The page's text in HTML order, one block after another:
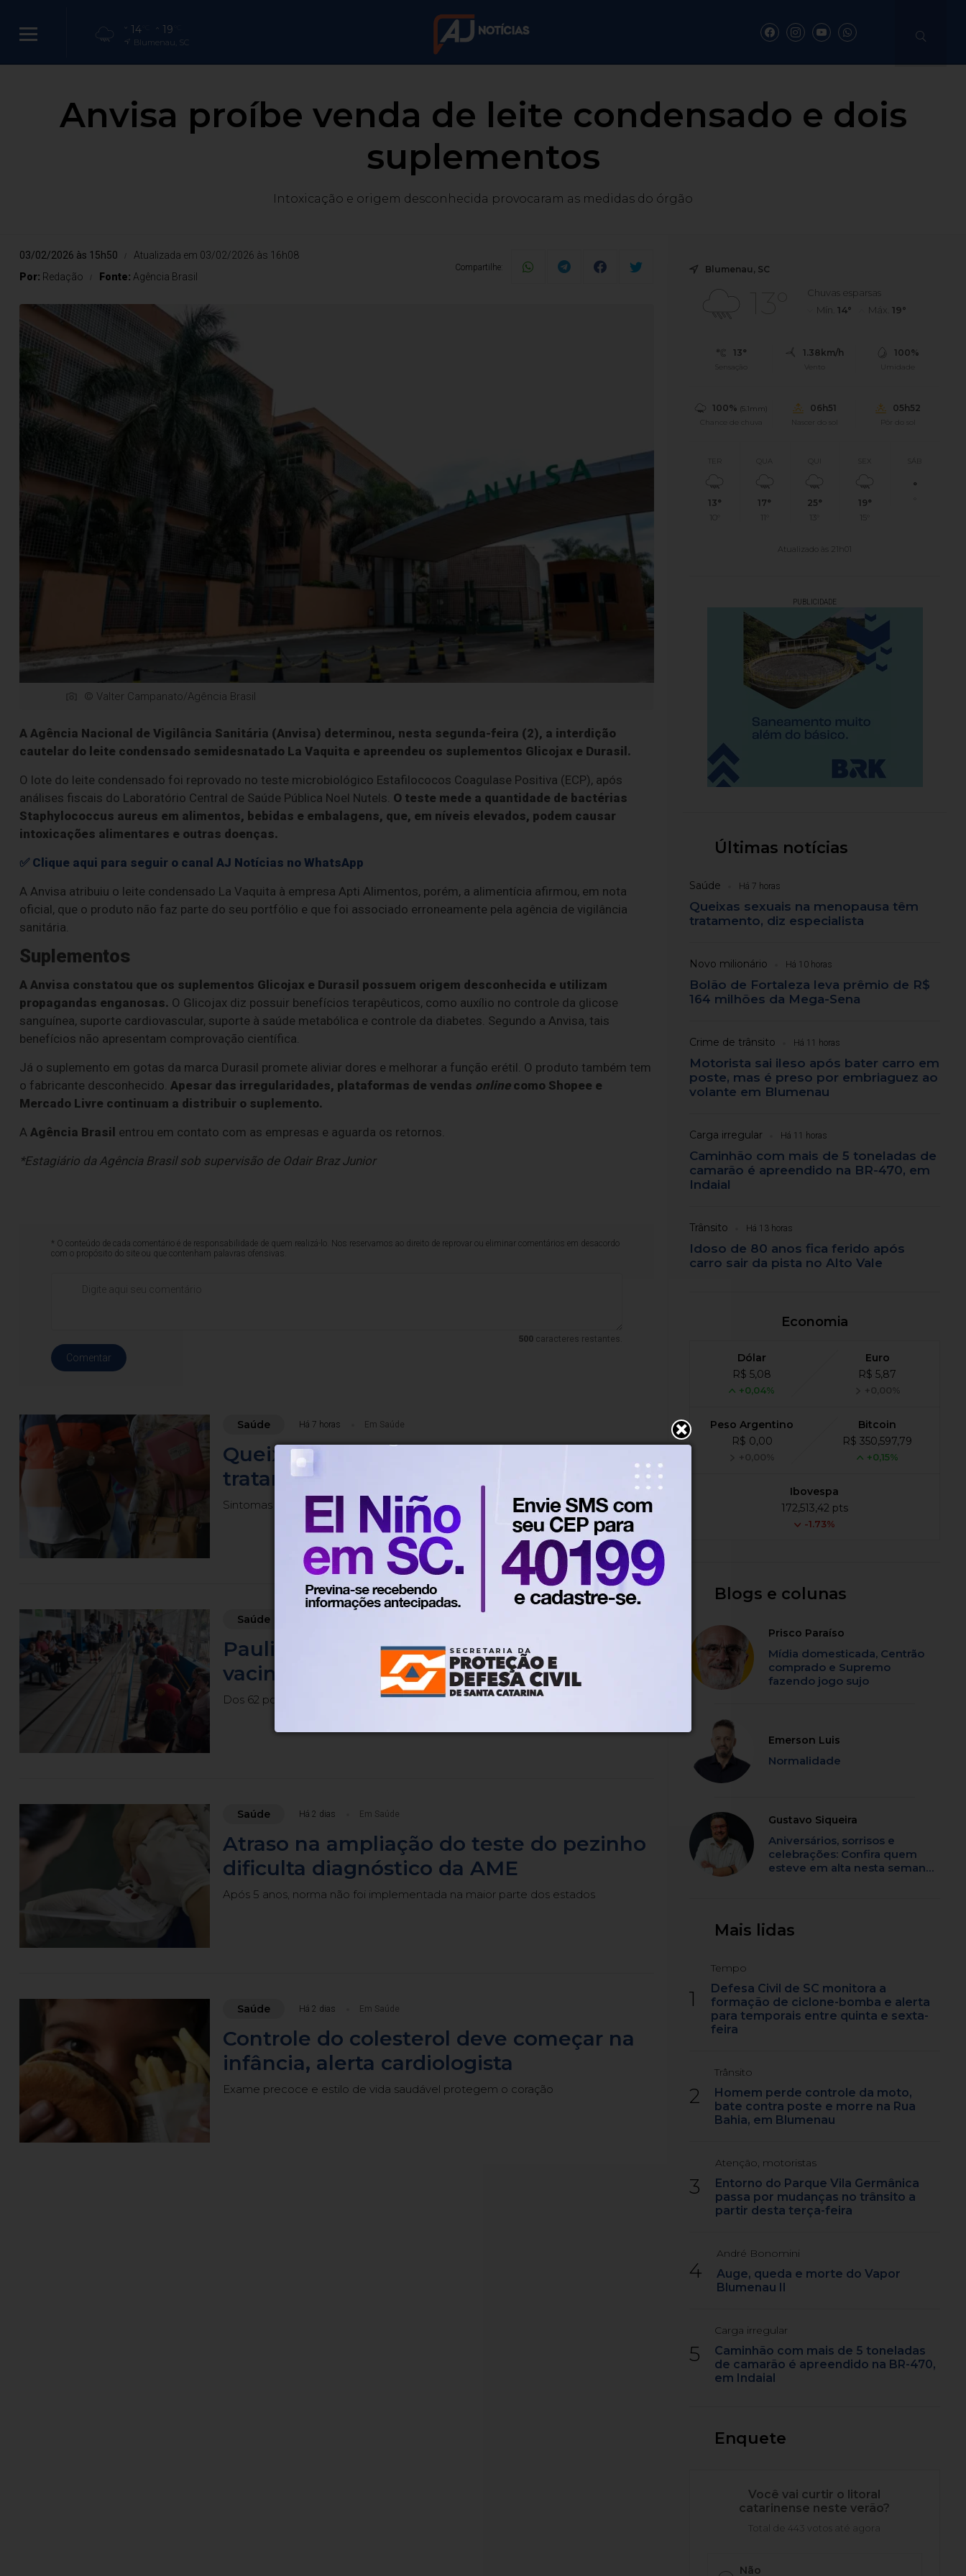
14 19
Blumenau, SC
Anvisa proíbe venda de leite condensado e dois
suplementos
Intoxicação e origem desconhecida provocaram as medidas do órgão
03/02/2026 às 15h50
Atualizada em 03/02/2026 às 16h08
Por: Redação Fonte: Agência Brasil
Compartilhe:
© Valter Campanato/Agência Brasil
A Agência Nacional de Vigilância Sanitária (Anvisa) determinou, nesta segunda-feira (2), a interdição
cautelar do leite condensado semidesnatado La Vaquita e apreendeu os suplementos Glicojax e Durasil.
O lote do leite condensado foi reprovado no teste microbiológico Estafilococos Coagulase Positiva (ECP), após
análises fiscais do Laboratório Central de Saúde Pública Noel Nutels. O teste mede a quantidade de bactérias
Staphylococcus aureus em alimentos, bebidas e embalagens, que, em níveis elevados, podem causar
intoxicações alimentares e outras doenças.
✅ Clique aqui para seguir o canal AJ Notícias no WhatsApp
A Anvisa atribuiu o leite condensado La Vaquita à empresa Apti Alimentos, porém, a alimentícia afirmou, em nota
oficial, que o produto não faz parte do seu portfólio e que foi associado erroneamente pela agência de vigilância
sanitária.
Suplementos
A Anvisa constatou que os suplementos Glicojax e Durasil possuem origem desconhecida e utilizam
propagandas enganosas. O Glicojax diz possuir benefícios terapêuticos, como auxílio no controle da glicose
sanguínea, suporte cardiovascular, suporte à saúde metabólica e controle da diabetes. Segundo a Anvisa, tais
benefícios não apresentam comprovação científica.
Já o suplemento em gotas da marca Durasil promete aliviar dores e melhorar a função erétil. O produto também tem
o fabricante desconhecido. Apesar das irregularidades, plataformas de vendas onlinecomo Shopee e
Mercado Livre continuam a distribuir o suplemento.
A Agência Brasil entrou em contato com as empresas e aguarda os retornos.
*Estagiário da Agência Brasil sob supervisão de Odair Braz Junior
* O conteúdo de cada comentário é de responsabilidade de quem realizá-lo. Nos reservamos ao direito de reprovar ou eliminar comentários em desacordo
com o propósito do site ou que contenham palavras ofensivas.
500caracteres restantes.
Comentar
Saúde Há 7 horas Em Saúde
Queixas sexuais na menopausa têm
tratamento, diz especialista
Sintomas como dores e perda de libido devem ser investigados
Saúde
Paulistanos enfrentam filas para tomar
vacina contra sarampo
Dos 62 postos de aplicação, 57 tinham longas filas
Saúde Há 2 dias Em Saúde
Atraso na ampliação do teste do pezinho
dificulta diagnóstico da AME
Após 5 anos, norma não foi implementada na maior parte dos estados
Saúde Há 2 dias Em Saúde
Controle do colesterol deve começar na
infância, alerta cardiologista
Exame precoce e estilo de vida saudável protegem o coração
Blumenau, SC
13°
Chuvas esparsas
Mín.14° Máx.19°
13°
Sensação
1.38km/h
Vento
100%
Umidade
100% (5.1mm)
Chance de chuva
06h51
Nascer do sol
05h52
Pôr do sol
TER
13°
10°
QUA
17°
11°
25°
13°
SEX
19°
15°
SÁB
°
Atualizado às 21h01
PUBLICIDADE
Últimas notícias
Saúde Há 7 horas
Queixas sexuais na menopausa têm
tratamento, diz especialista
Novo milionário Há 10 horas
Bolão de Fortaleza leva prêmio de R$
164 milhões da Mega-Sena
Crime de trânsito Há 11 horas
Motorista sai ileso após bater carro em
poste, mas é preso por embriaguez ao
volante em Blumenau
Carga irregular Há 11 horas
Caminhão com mais de 5 toneladas de
camarão é apreendido na BR-470, em
Indaial
Trânsito Há 13 horas
Idoso de 80 anos fica ferido após
carro sair da pista no Alto Vale
Economia
Dólar
R$ 5,08
+0,04%
Euro
R$ 5,87
+0,00%
Peso Argentino
R$ 0,00
+0,00%
Bitcoin
R$ 350,597,79
+0,15%
Ibovespa
172,513,42 pts
-1.73%
Blogs e colunas
Prisco Paraíso
Mídia domesticada, Centrão
comprado e Supremo
fazendo jogo sujo
Emerson Luis
Normalidade
Gustavo Siqueira
Aniversários, sorrisos e
celebrações: Confira quem
esteve em alta nesta semana
Mais lidas
1
Tempo
Defesa Civil de SC monitora a
formação de ciclone-bomba e alerta
para temporais entre quinta e sexta-
feira
2
Trânsito
Homem perde controle da moto,
bate contra poste e morre na Rua
Bahia, em Blumenau
3
Atenção, motoristas
Entorno do Parque Vila Germânica
passa por mudanças no trânsito a
partir desta terça-feira
4
André Bonomini
Auge, queda e morte do Vapor
Blumenau II
5
Carga irregular
Caminhão com mais de 5 toneladas
de camarão é apreendido na BR-470,
em Indaial
Enquete
Você vai curtir o litoral
catarinense neste verão?
Total de 443 votos até agora
Não